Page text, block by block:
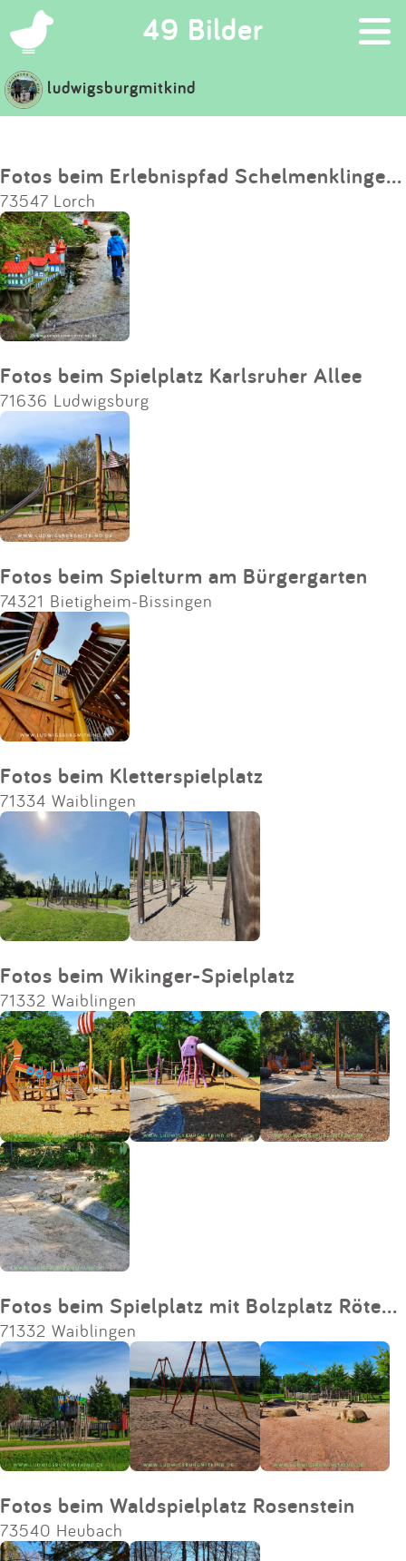
49 Bilder ×
Suchen
Eintragen
Kontakt
Impressum
ludwigsburgmitkind
Fotos beim Erlebnispfad Schelmenklinge Lorch
73547 Lorch
Fotos beim Spielplatz Karlsruher Allee
71636 Ludwigsburg
Fotos beim Spielturm am Bürgergarten
74321 Bietigheim-Bissingen
Fotos beim Kletterspielplatz
71334 Waiblingen
Fotos beim Wikinger-Spielplatz
71332 Waiblingen
Fotos beim Spielplatz mit Bolzplatz Rötepark
71332 Waiblingen
Fotos beim Waldspielplatz Rosenstein
73540 Heubach